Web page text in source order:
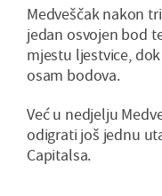
Medveščak nakon
jedan osvojen bod
mjestu ljestvice,
osam bodova.
Već u nedjelju
odigrati još jednu
Capitalsa.